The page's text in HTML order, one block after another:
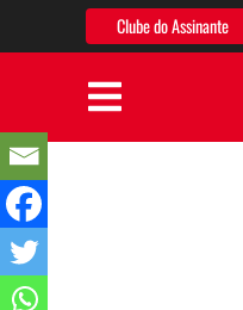
Clube do Assinante